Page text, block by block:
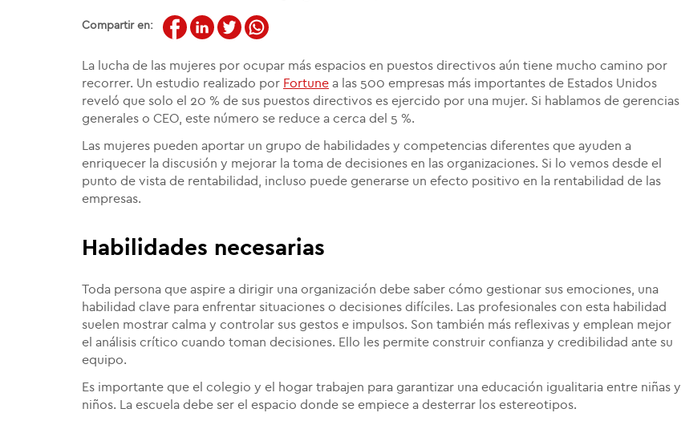
Compartir en:
La lucha de las mujeres por ocupar más espacios en puestos directivos aún tiene mucho camino por
recorrer. Un estudio realizado por Fortune a las 500 empresas más importantes de Estados Unidos
reveló que solo el 20 % de sus puestos directivos es ejercido por una mujer. Si hablamos de gerencias
generales o CEO, este número se reduce a cerca del 5 %.
Las mujeres pueden aportar un grupo de habilidades y competencias diferentes que ayuden a
enriquecer la discusión y mejorar la toma de decisiones en las organizaciones. Si lo vemos desde el
punto de vista de rentabilidad, incluso puede generarse un efecto positivo en la rentabilidad de las
empresas.
Habilidades necesarias
Toda persona que aspire a dirigir una organización debe saber cómo gestionar sus emociones, una
habilidad clave para enfrentar situaciones o decisiones difíciles. Las profesionales con esta habilidad
suelen mostrar calma y controlar sus gestos e impulsos. Son también más reflexivas y emplean mejor
el análisis crítico cuando toman decisiones. Ello les permite construir confianza y credibilidad ante su
equipo.
Es importante que el colegio y el hogar trabajen para garantizar una educación igualitaria entre niñas y
niños. La escuela debe ser el espacio donde se empiece a desterrar los estereotipos.